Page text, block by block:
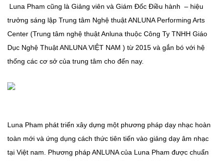
Luna Pham cũng là Giảng viên và Giám Đốc Điều hành – hiệu
trưởng sáng lập Trung tâm Nghệ thuật ANLUNA Performing Arts
Center (Trung tâm nghệ thuật Anluna thuộc Công Ty TNHH Giáo
Dục Nghệ Thuật ANLUNA VIỆT NAM ) từ 2015 và gắn bó với hệ
thống các cơ sở của trung tâm cho đến nay.
Luna Pham phát triển xây dựng một phương pháp dạy nhạc hoàn
toàn mới và ứng dụng cách thức tiên tiến vào giảng dạy âm nhạc
tại Việt nam. Phương pháp ANLUNA của Luna Pham được chuẩn